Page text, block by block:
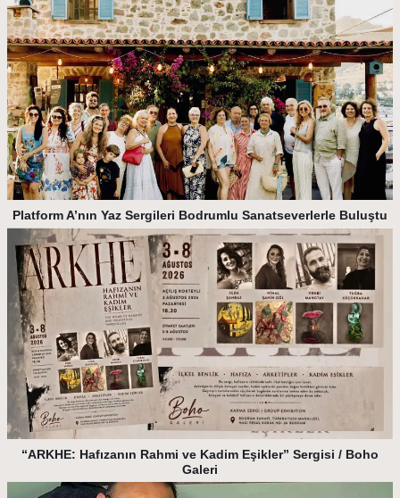
Platform A’nın Yaz Sergileri Bodrumlu Sanatseverlerle Buluştu
“ARKHE: Hafızanın Rahmi ve Kadim Eşikler” Sergisi / Boho
Galeri